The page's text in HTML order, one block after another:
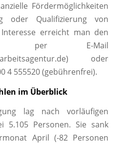
Fördermöglichkeiten
oder Qualifizierung von
erreicht man den
per E-Mail
oder
4 555520 (gebührenfrei).
im Überblick
lag nach vorläufigen
5.105 Personen. Sie sank
April (-82 Personen